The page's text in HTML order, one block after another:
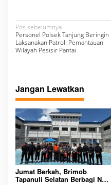
N
a
v
g
a
s
i
p
o
s
Pos sebelumnya
Personel Polsek Tanjung Beringin
Laksanakan Patroli Pemantauan
Wilayah Pesisir Pantai
Jangan Lewatkan
Jumat Berkah, Brimob
Tapanuli Selatan Berbagi Nasi